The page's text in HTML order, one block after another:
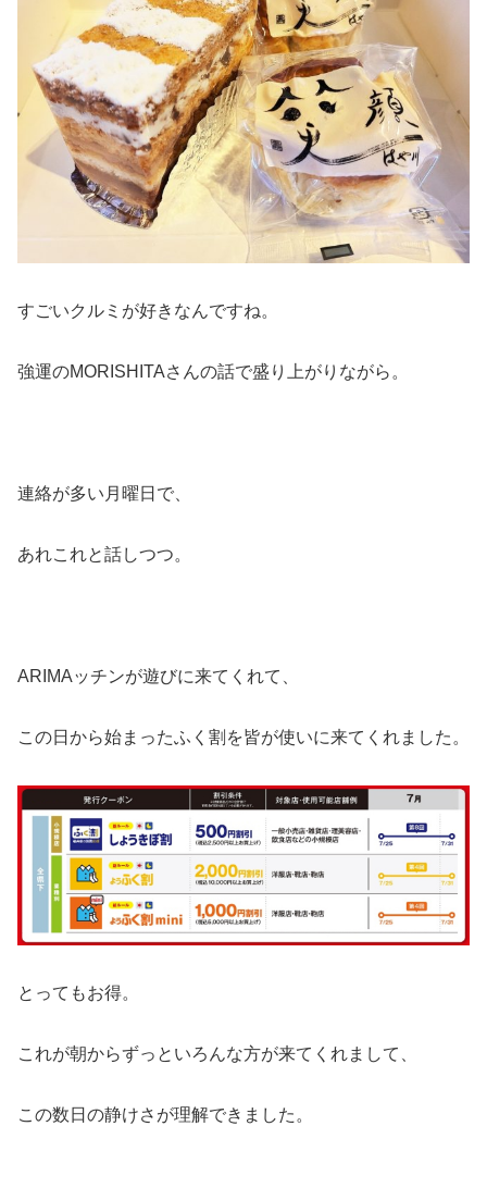
すごいクルミが好きなんですね。
強運のMORISHITAさんの話で盛り上がりながら。
連絡が多い月曜日で、
あれこれと話しつつ。
ARIMAッチンが遊びに来てくれて、
この日から始まったふく割を皆が使いに来てくれました。
とってもお得。
これが朝からずっといろんな方が来てくれまして、
この数日の静けさが理解できました。